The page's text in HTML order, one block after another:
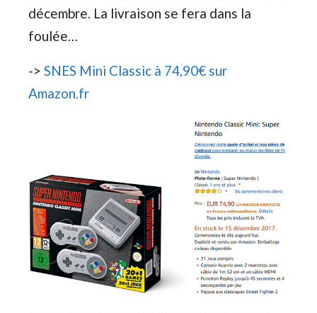
décembre. La livraison se fera dans la
foulée…
-> SNES Mini Classic à 74,90€ sur
Amazon.fr